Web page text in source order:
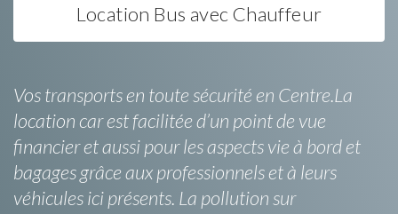
Location Bus avec Chauffeur
Vos transports en toute sécurité en Centre.La
location car est facilitée d’un point de vue
financier et aussi pour les aspects vie à bord et
bagages grâce aux professionnels et à leurs
véhicules ici présents. La pollution sur